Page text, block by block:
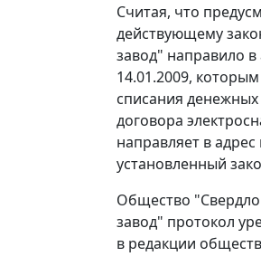
Считая, что
действующему
завод" направило
14.01.2009,
списания
договора
направляет в
установленный
Общество
завод" протокол
в редакции